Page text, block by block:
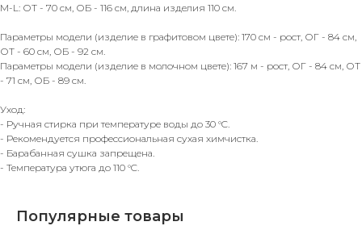
M-L: ОТ - 70 см, ОБ - 116 см, длина изделия 110 см.
Параметры модели (изделие в графитовом цвете): 170 см - рост, ОГ - 84 см,
ОТ - 60 см, ОБ - 92 см.
Параметры модели (изделие в молочном цвете): 167 м - рост, ОГ - 84 см, ОТ
- 71 см, ОБ - 89 см.
Уход:
- Ручная стирка при температуре воды до 30 °C.
- Рекомендуется профессиональная сухая химчистка.
- Барабанная сушка запрещена.
- Температура утюга до 110 °C.
Популярные товары